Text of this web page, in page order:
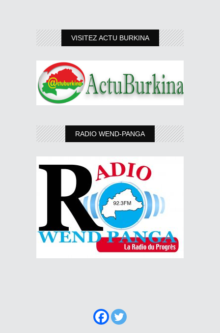
VISITEZ ACTU BURKINA
RADIO WEND-PANGA